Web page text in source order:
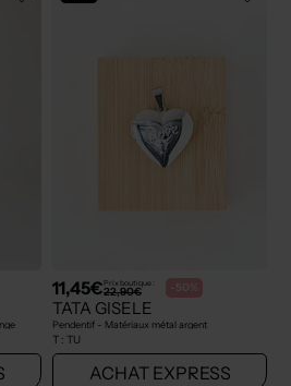
11,45€Prix boutique :
22,90€ -50%
TATA GISELE
Pendentif - Matériaux métal argent
T : TU
ACHAT EXPRESS